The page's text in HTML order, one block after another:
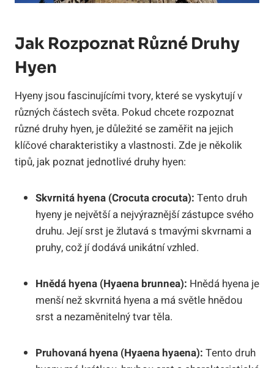
Jak Rozpoznat Různé Druhy
Hyen
Hyeny jsou fascinujícími tvory, které se vyskytují v
různých částech světa. Pokud chcete rozpoznat
různé druhy hyen, je důležité se zaměřit na jejich
klíčové charakteristiky a vlastnosti. Zde je několik
tipů, jak poznat jednotlivé druhy hyen:
Skvrnitá hyena (Crocuta crocuta): Tento druh
hyeny je největší a nejvýraznější zástupce svého
druhu. Její srst je žlutavá s tmavými skvrnami a
pruhy, což jí dodává unikátní vzhled.
Hnědá hyena (Hyaena brunnea): Hnědá hyena je
menší než skvrnitá hyena a má světle hnědou
srst a nezaměnitelný tvar těla.
Pruhovaná hyena (Hyaena hyaena): Tento druh